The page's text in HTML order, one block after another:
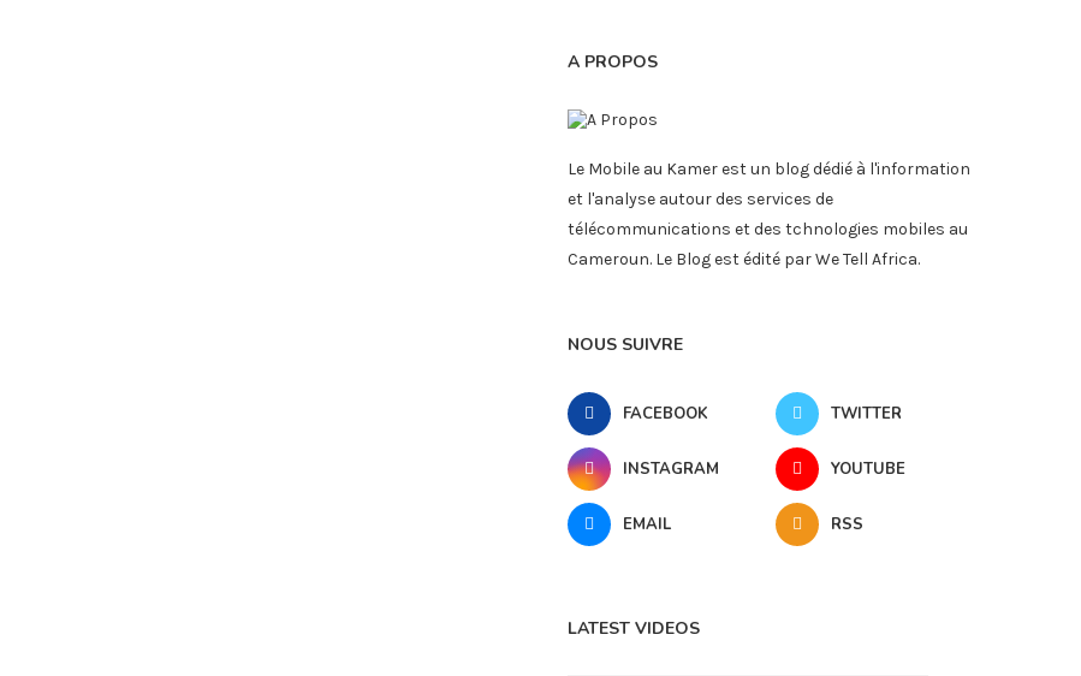
A PROPOS
Le Mobile au Kamer est un blog dédié à l'information
et l'analyse autour des services de
télécommunications et des tchnologies mobiles au
Cameroun. Le Blog est édité par We Tell Africa.
NOUS SUIVRE
FACEBOOK TWITTER
INSTAGRAM YOUTUBE
EMAIL RSS
LATEST VIDEOS